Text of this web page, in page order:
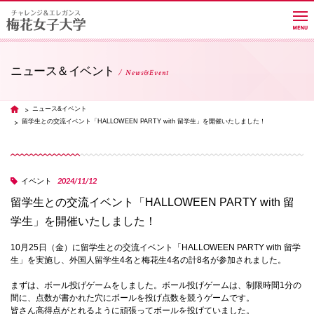
進路・就職
ニュース＆イベント News&Event
TOP ニュース&イベント
留学生との交流イベント「HALLOWEEN PARTY with 留学生」を開催いたしました！
イベント 2024/11/12
留学生との交流イベント「HALLOWEEN PARTY with 留
学生」を開催いたしました！
10月25日（金）に留学生との交流イベント「HALLOWEEN PARTY with 留学
生」を実施し、外国人留学生4名と梅花生4名の計8名が参加されました。
まずは、ボール投げゲームをしました。ボール投げゲームは、制限時間1分の
間に、点数が書かれた穴にボールを投げ点数を競うゲームです。
皆さん高得点がとれるように頑張ってボールを投げていました。